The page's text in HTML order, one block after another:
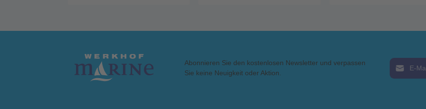
Atmungsaktivität behältFleece-gefütterte
Taschen für zusätzlichen Komfort und
Wärme2-Wege YKK Reißverschluss für
einfaches An- und Ausziehen sowie
Lagen Helly Tech Performance
MaterialDoppelte, verstellbare
bleiben möchten.Technische
Lagen Helly Tech
MaterialDoppelte,
ArmabschlüsseSolas-
Abonnieren Sie den kostenlosen Newsletter und verpassen
Sie keine Neuigkeit oder Aktion.
E-Mail-